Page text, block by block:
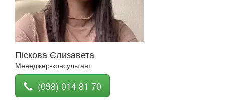
Піскова Єлизавета
Менеджер-консультант
(098) 014 81 70